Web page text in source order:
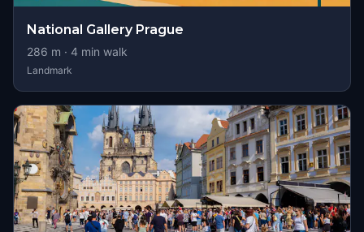
National Gallery Prague
286 m · 4 min walk
Landmark